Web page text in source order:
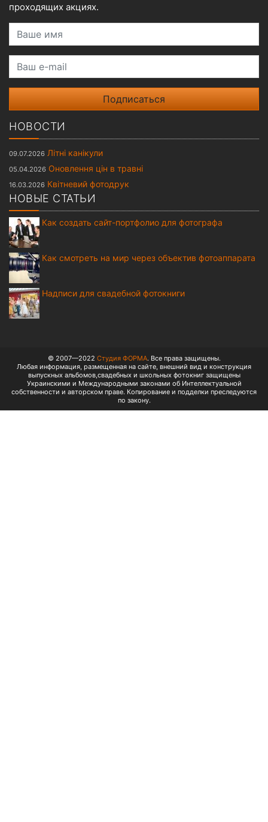
проходящих акциях.
Ваше имя
Ваш e-mail
НОВОСТИ
09.07.2026 Літні канікули
05.04.2026 Оновлення цін в травні
16.03.2026 Квітневий фотодрук
НОВЫЕ СТАТЬИ
Как создать сайт-портфолио для фотографа
Как смотреть на мир через объектив фотоаппарата
Надписи для свадебной фотокниги
© 2007—2022 Студия ФОРМА. Все права защищены.
Любая информация, размещенная на сайте, внешний вид и конструкция
выпускных альбомов,свадебных и школьных фотокниг защищены
Украинскими и Международными законами об Интеллектуальной
собственности и авторском праве. Копирование и подделки преследуются
по закону.